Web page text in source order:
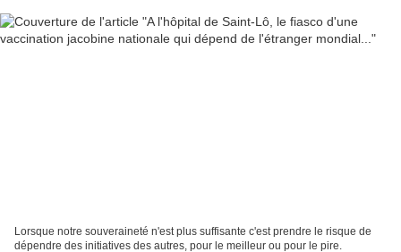
Lorsque notre souveraineté n'est plus suffisante c'est prendre le risque de
dépendre des initiatives des autres, pour le meilleur ou pour le pire.